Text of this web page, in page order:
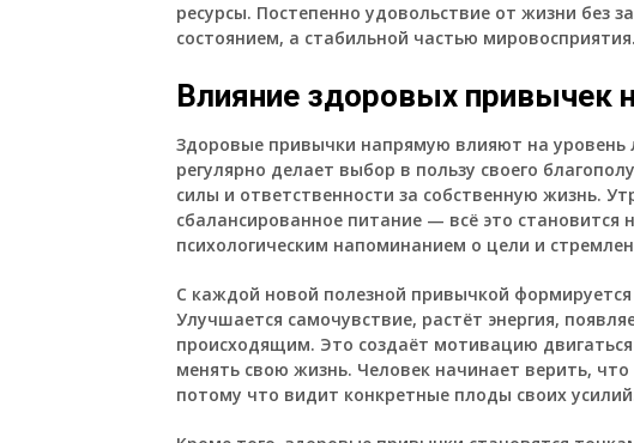
ресурсы. Постепенно удовольствие от жизни без
состоянием, а стабильной частью мировосприятия.
Влияние здоровых привычек
Здоровые привычки напрямую влияют на уровень
регулярно делает выбор в пользу своего
силы и ответственности за собственную жизнь.
сбалансированное питание — всё это становится
психологическим напоминанием о цели и
С каждой новой полезной привычкой
Улучшается самочувствие, растёт энергия,
происходящим. Это создаёт мотивацию
менять свою жизнь. Человек начинает верить,
потому что видит конкретные плоды своих